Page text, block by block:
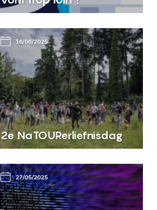
16/06/2025
2e NaTOURerliefnisdag
27/05/2025